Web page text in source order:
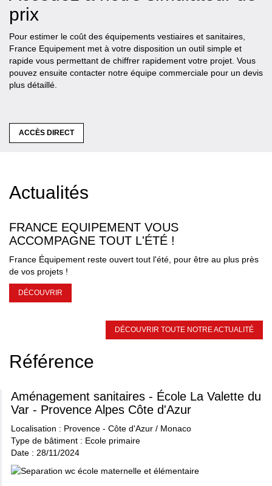
prix
Pour estimer le coût des équipements vestiaires et sanitaires,
France Equipement met à votre disposition un outil simple et
rapide vous permettant de chiffrer rapidement votre projet. Vous
pouvez ensuite contacter notre équipe commerciale pour un devis
plus détaillé.
ACCÈS DIRECT
Actualités
FRANCE EQUIPEMENT VOUS
ACCOMPAGNE TOUT L'ÉTÉ !
France Équipement reste ouvert tout l'été, pour être au plus près
de vos projets !
DÉCOUVRIR
DÉCOUVRIR TOUTE NOTRE ACTUALITÉ
Référence
Aménagement sanitaires - École La Valette du
Var - Provence Alpes Côte d'Azur
Localisation : Provence - Côte d'Azur / Monaco
Type de bâtiment : Ecole primaire
Date : 28/11/2024